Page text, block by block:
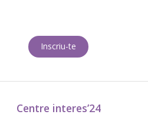
Inscriu-te
Centre interes’24